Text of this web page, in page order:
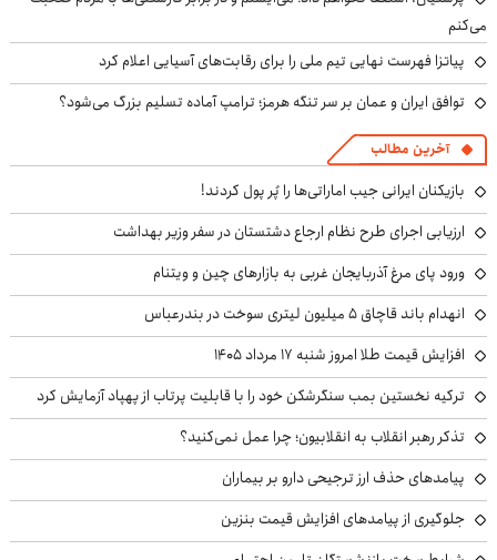
می‌کنم
پیاتزا فهرست نهایی تیم ملی را برای رقابت‌های آسیایی اعلام کرد
توافق ایران و عمان بر سر تنگه هرمز؛ ترامپ آماده تسلیم بزرگ می‌شود؟
آخرین مطالب
بازیکنان ایرانی جیب اماراتی‌ها را پُر پول کردند!
ارزیابی اجرای طرح نظام ارجاع دشتستان در سفر وزیر بهداشت
ورود پای مرغ آذربایجان غربی به بازارهای چین و ویتنام
انهدام باند قاچاق ۵ میلیون لیتری سوخت در بندرعباس
افزایش قیمت طلا امروز شنبه ۱۷ مرداد ۱۴۰۵
ترکیه نخستین بمب سنگرشکن خود را با قابلیت پرتاب از پهپاد آزمایش کرد
تذکر رهبر انقلاب به انقلابیون؛ چرا عمل نمی‌کنید؟
پیامدهای حذف ارز ترجیحی دارو بر بیماران
جلوگیری از پیامدهای افزایش قیمت بنزین